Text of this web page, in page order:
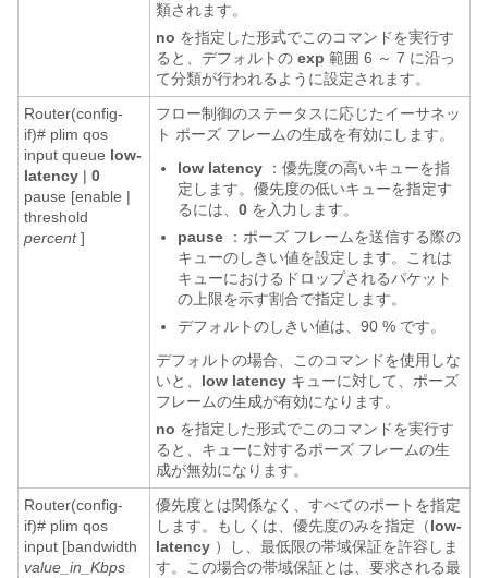
類されます。
no を指定した形式でこのコマンドを実行す
ると、デフォルトの exp 範囲 6 ～ 7 に沿っ
て分類が行われるように設定されます。
Router(config-
if)# plim qos
input queue low-
latency | 0
pause [enable |
threshold
percent ]
フロー制御のステータスに応じたイーサネッ
ト ポーズ フレームの生成を有効にします。
low latency
：優先度の高いキューを指
定します。優先度の低いキューを指定す
るには、 0 を入力します。
pause
：ポーズ フレームを送信する際の
キューのしきい値を設定します。これは
キューにおけるドロップされるパケット
の上限を示す割合で指定します。
デフォルトのしきい値は、90 % です。
デフォルトの場合、このコマンドを使用しな
いと、 low latency キューに対して、ポーズ
フレームの生成が有効になります。
no を指定した形式でこのコマンドを実行す
ると、キューに対するポーズ フレームの生
成が無効になります。
Router(config-
if)# plim qos
input [bandwidth
value_in_Kbps
優先度とは関係なく、すべてのポートを指定
します。もしくは、優先度のみを指定（low-
latency ）し、最低限の帯域保証を許容しま
す。この場合の帯域保証とは、要求される最